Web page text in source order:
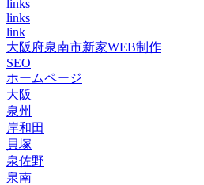
links
links
link
大阪府泉南市新家WEB制作
SEO
ホームページ
大阪
泉州
岸和田
貝塚
泉佐野
泉南